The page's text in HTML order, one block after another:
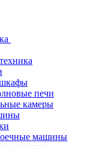
печи
камеры
машины